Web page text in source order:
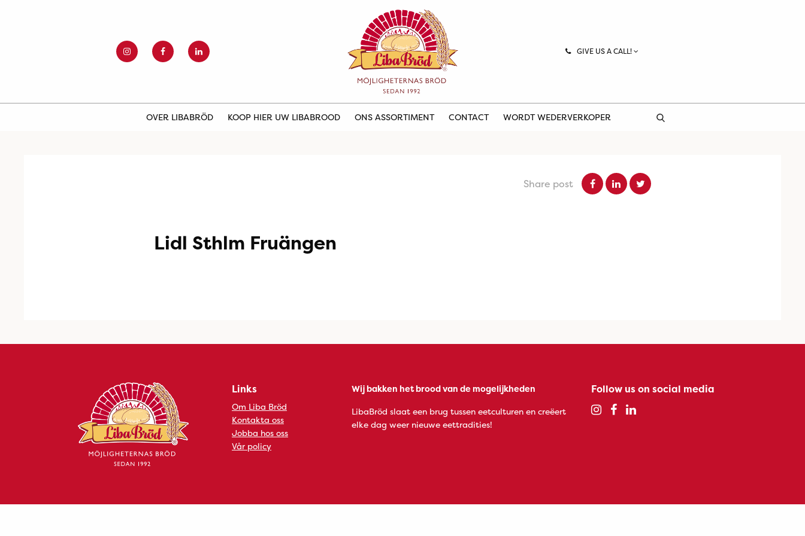
GIVE US A CALL!
OVER LIBABRÖD KOOP HIER UW LIBABROOD ONS ASSORTIMENT CONTACT WORDT WEDERVERKOPER
Share post
Lidl Sthlm Fruängen
Links
Om Liba Bröd
Kontakta oss
Jobba hos oss
Vår policy
Wij bakken het brood van de mogelijkheden
LibaBröd slaat een brug tussen eetculturen en creëert
elke dag weer nieuwe eettradities!
Follow us on social media